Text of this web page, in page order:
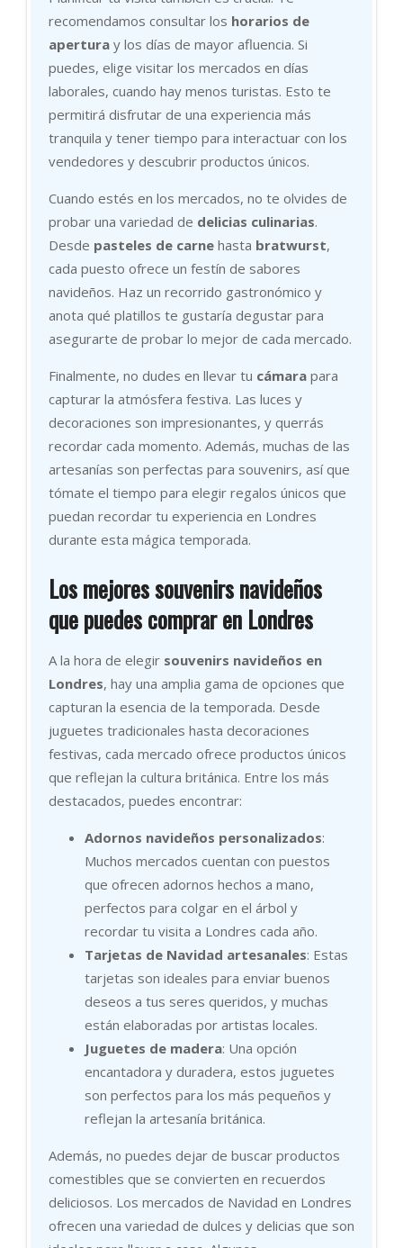
recomendamos consultar los horarios de
apertura y los días de mayor afluencia. Si
puedes, elige visitar los mercados en días
laborales, cuando hay menos turistas. Esto te
permitirá disfrutar de una experiencia más
tranquila y tener tiempo para interactuar con los
vendedores y descubrir productos únicos.
Cuando estés en los mercados, no te olvides de
probar una variedad de delicias culinarias.
Desde pasteles de carne hasta bratwurst,
cada puesto ofrece un festín de sabores
navideños. Haz un recorrido gastronómico y
anota qué platillos te gustaría degustar para
asegurarte de probar lo mejor de cada mercado.
Finalmente, no dudes en llevar tu cámara para
capturar la atmósfera festiva. Las luces y
decoraciones son impresionantes, y querrás
recordar cada momento. Además, muchas de las
artesanías son perfectas para souvenirs, así que
tómate el tiempo para elegir regalos únicos que
puedan recordar tu experiencia en Londres
durante esta mágica temporada.
Los mejores souvenirs navideños
que puedes comprar en Londres
A la hora de elegir souvenirs navideños en
Londres, hay una amplia gama de opciones que
capturan la esencia de la temporada. Desde
juguetes tradicionales hasta decoraciones
festivas, cada mercado ofrece productos únicos
que reflejan la cultura británica. Entre los más
destacados, puedes encontrar:
Adornos navideños personalizados:
Muchos mercados cuentan con puestos
que ofrecen adornos hechos a mano,
perfectos para colgar en el árbol y
recordar tu visita a Londres cada año.
Tarjetas de Navidad artesanales: Estas
tarjetas son ideales para enviar buenos
deseos a tus seres queridos, y muchas
están elaboradas por artistas locales.
Juguetes de madera: Una opción
encantadora y duradera, estos juguetes
son perfectos para los más pequeños y
reflejan la artesanía británica.
Además, no puedes dejar de buscar productos
comestibles que se convierten en recuerdos
deliciosos. Los mercados de Navidad en Londres
ofrecen una variedad de dulces y delicias que son